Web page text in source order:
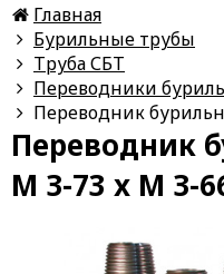
Главная
Бурильные трубы
Труба СБТ
Переводники
Переводник
Переводник
М З-73 х М З-